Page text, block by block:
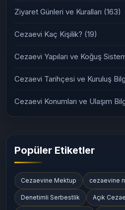
Ziyaret Günleri ve Kuralları (163)
Cezaevi Kaç Kişilik? (19)
Cezaevi Yapıları ve Koğuş
Cezaevi Tarihçesi ve Kuruluş
Cezaevi Konumları ve Ulaşım
Popüler Etiketler
Cezaevine Mektup cezaevine
Denetimli Serbestlik Açık